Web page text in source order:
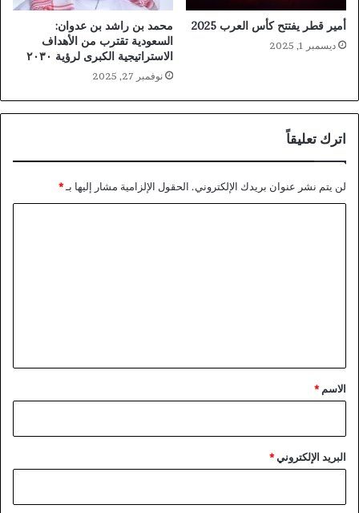
أمير قطر يفتتح كأس العرب 2025
ديسمبر 1, 2025
محمد بن راشد بن عدوان:
السعودية تقترب من الأهداف
الاستراتيجية الكبرى لرؤية ٢٠٣٠
نوفمبر 27, 2025
اترك تعليقاً
لن يتم نشر عنوان بريدك الإلكتروني. الحقول الإلزامية مشار إليها بـ*
*
الاسم *
البريد الإلكتروني*